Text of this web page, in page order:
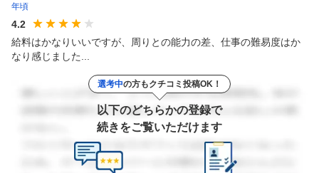
年頃
4.2
給料はかなりいいですが、周りとの能力の差、仕事の難易度はか
なり感じました...
選考中の方もクチコミ投稿OK！
以下のどちらかの登録で
続きをご覧いただけます